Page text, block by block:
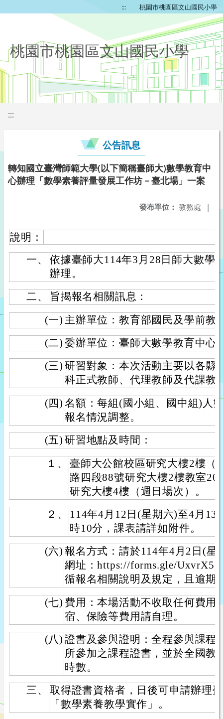
::: 桃園市桃園區文山國民小學
桃園市桃園區文山國民小學
:::
公告訊息
轉知國立臺灣師範大學(以下簡稱臺師大)數學教育中
心辦理「數學素養評量發展工作坊－臺北場」一案
發布單位： 教務處 |
說明：
一、
依據臺師大114年3月28日師大數學
辦理。
二、
旨揭報名相關訊息：
(一) 主辦單位：教育部國民及學前教
(二) 委辦單位：臺師大數學教育中心
(三) 研習對象：本次活動主要以各縣
科正式教師、代理教師及代課教
(四) 名額：每組(國小組、國中組)人
報名情況調整。
(五) 研習地點及時間：
１、
臺師大公館校區研究大樓2樓（
路四段88號研究大樓2樓教室
研究大樓4樓（週日場次）。
２、
114年4月12日(星期六)至4月13
時10分，課表請詳如附件。
(六) 報名方式：請於114年4月2日(星
網址：https://forms.gle/
循報名相關說明及規定，且逾期
(七) 費用：本場活動不收取任何費用
宿、保險等費用請自理。
(八) 證書及參與證明：全程參與課程
所參加之課程證書，並於全國教
時數。
三、
取得證書資格者，日後可申請辦理
「數學素養教學實作」。